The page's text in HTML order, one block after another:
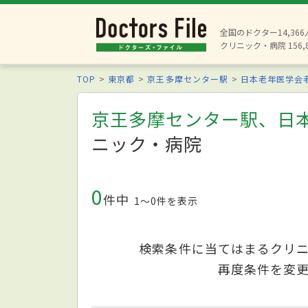
全国のドクター14,366
クリニック・病院
TOP 東京都 京王多摩センター駅 日本老年医学会
京王多摩センター駅、日
ニック・病院
0件中 1〜0件を表示
検索条件に当てはまるクリ
再度条件を変